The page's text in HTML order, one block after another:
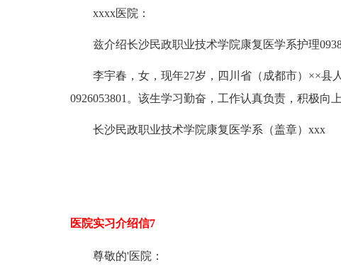
xxxx医院：
兹介绍长沙民政职业技术学院康复医学系护理
李宇春，女，现年27岁，四川省（成都市）××县
0926053801。该生学习勤奋，工作认真负责，积极向
长沙民政职业技术学院康复医学系（盖章）xxx
医院实习介绍信7
尊敬的'医院：